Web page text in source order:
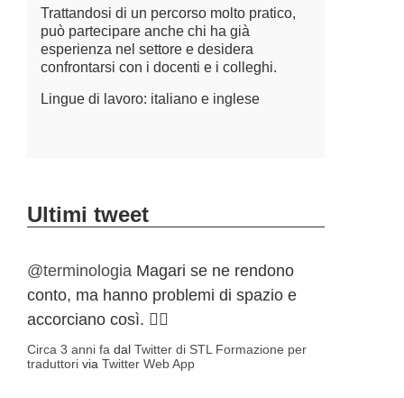
Trattandosi di un percorso molto pratico,
può partecipare anche chi ha già
esperienza nel settore e desidera
confrontarsi con i docenti e i colleghi.
Lingue di lavoro: italiano e inglese
Ultimi tweet
@terminologia Magari se ne rendono
conto, ma hanno problemi di spazio e
accorciano così. 🤷‍♀️
Circa 3 anni fa dal Twitter di STL Formazione per
traduttori via Twitter Web App